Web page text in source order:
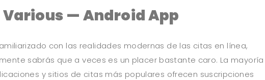
Various — Android App
con las realidades modernas de las citas en línea,
sabrás que a veces es un placer bastante caro. La mayoría
y sitios de citas más populares ofrecen suscripciones